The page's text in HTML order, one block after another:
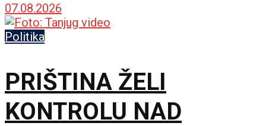
07.08.2026
Politika
PRIŠTINA ŽELI
KONTROLU NAD